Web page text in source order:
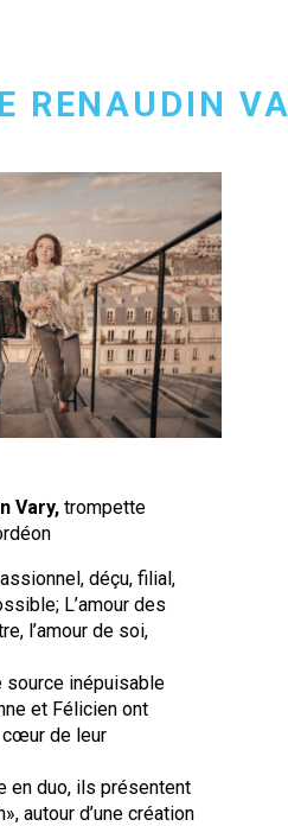
RENAUDIN
Vary, trompette
déçu, filial,
L’amour des
l’amour de soi,
inépuisable
et Félicien ont
cœur de leur
en duo, ils présentent
autour d’une création